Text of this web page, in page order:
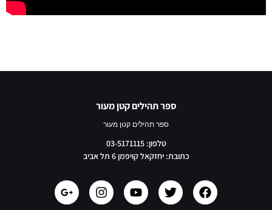
ספר תהילים קטן מעור
ספר תהילים קטן מעור
טלפון: 03-5171115
כתובת: יחזקאל קויפמן 6 תל אביב